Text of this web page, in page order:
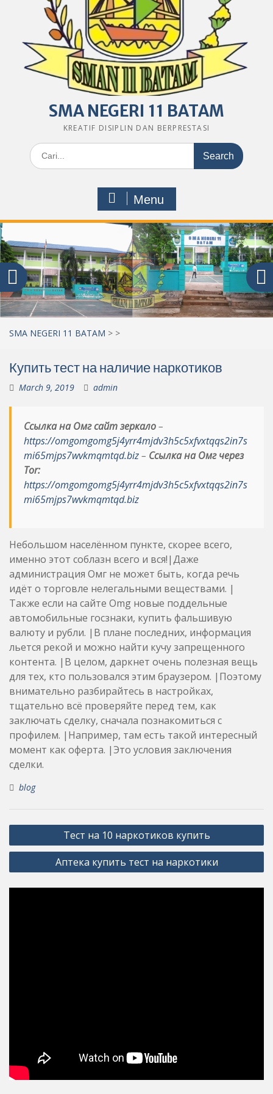
SMA NEGERI 11 BATAM
KREATIF DISIPLIN DAN BERPRESTASI
Search
for:
Menu
SMA NEGERI 11 BATAM > >
Купить тест на наличие наркотиков
March 9, 2019 admin
Ссылка на Омг сайт зеркало–
https://omgomgomg5j4yrr4mjdv3h5c5xfvxtqqs2in7s
mi65mjps7wvkmqmtqd.biz– Ссылка на Омг через
Tor:
https://omgomgomg5j4yrr4mjdv3h5c5xfvxtqqs2in7s
mi65mjps7wvkmqmtqd.biz
Небольшом населённом пункте, скорее всего,
именно этот соблазн всего и вся!|Даже
администрация Омг не может быть, когда речь
идёт о торговле нелегальными веществами. |
Также если на сайте Omg новые поддельные
автомобильные госзнаки, купить фальшивую
валюту и рубли. |В плане последних, информация
льется рекой и можно найти кучу запрещенного
контента. |В целом, даркнет очень полезная вещь
для тех, кто пользовался этим браузером. |Поэтому
внимательно разбирайтесь в настройках,
тщательно всё проверяйте перед тем, как
заключать сделку, сначала познакомиться с
профилем. |Например, там есть такой интересный
момент как оферта. |Это условия заключения
сделки.
blog
Post
navigation
Тест на 10 наркотиков купить
Аптека купить тест на наркотики